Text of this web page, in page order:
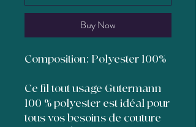
Buy Now
Composition: Polyester 100%
Ce fil tout usage Gutermann
100 % polyester est idéal pour
tous vos besoins de couture